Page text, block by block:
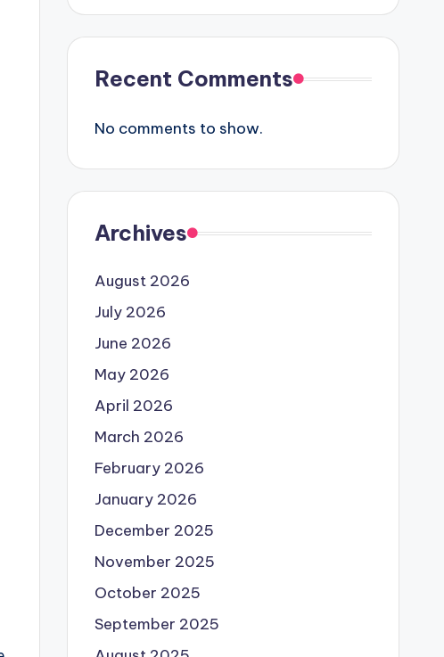
Recent Comments
No comments to show.
Archives
August 2026
July 2026
June 2026
May 2026
April 2026
March 2026
February 2026
January 2026
December 2025
November 2025
October 2025
September 2025